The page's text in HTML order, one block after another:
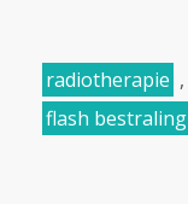
radiotherapie ,
flash bestraling